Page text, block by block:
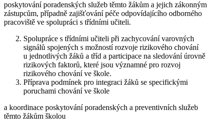
poskytování poradenských služeb těmto žákům a jejich zákonným
zástupcům, případně zajišťování péče odpovídajícího odborného
pracoviště ve spolupráci s třídními učiteli.
Spolupráce s třídními učiteli při zachycování varovných
signálů spojených s možností rozvoje rizikového chování
u jednotlivých žáků a tříd a participace na sledování úrovně
rizikových faktorů, které jsou významné pro rozvoj
rizikového chování ve škole.
Příprava podmínek pro integraci žáků se specifickými
poruchami chování ve škole
a koordinace poskytování poradenských a preventivních služeb
těmto žákům školou